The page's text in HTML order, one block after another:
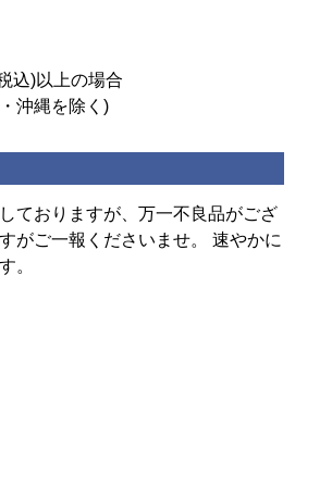
込)以上の場合
沖縄を除く)
ておりますが、万一不良品がござ
がご一報くださいませ。 速やかに
。